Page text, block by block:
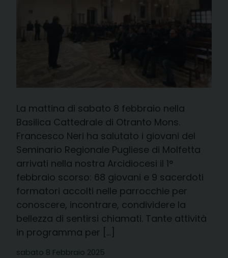
La mattina di sabato 8 febbraio nella
Basilica Cattedrale di Otranto Mons.
Francesco Neri ha salutato i giovani del
Seminario Regionale Pugliese di Molfetta
arrivati nella nostra Arcidiocesi il 1°
febbraio scorso: 68 giovani e 9 sacerdoti
formatori accolti nelle parrocchie per
conoscere, incontrare, condividere la
bellezza di sentirsi chiamati. Tante attività
in programma per […]
sabato 8 Febbraio 2025